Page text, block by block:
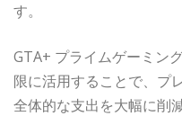
す。
GTA+ プライムゲーミン
限に活用することで、プ
全体的な支出を大幅に削